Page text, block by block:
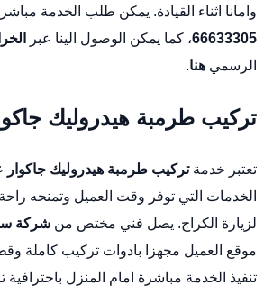
وامانا اثناء القيادة. يمكن طلب الخدمة
66633305، كما يمكن الوصول الينا عبر
الرسمي هنا.
تركيب طرمبة هيدروليك
تعتبر خدمةتركيب طرمبة هيدروليك جاكوار
الخدمات التي توفر وقت العميل وتمنحه
لزيارة الكراج. يصل فني مختص من شركة
موقع العميل مجهزا بادوات تركيب كاملة
تنفيذ الخدمة مباشرة امام المنزل باحترافية